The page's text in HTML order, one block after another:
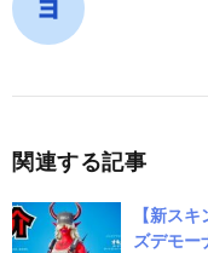
関連する記事
【新ス
ズデモー